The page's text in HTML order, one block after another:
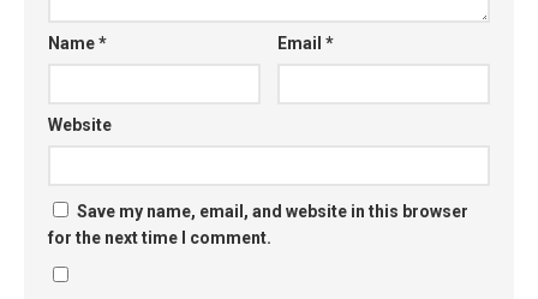
Name* Email*
Website
Save my name, email, and website in this browser
for the next time I comment.